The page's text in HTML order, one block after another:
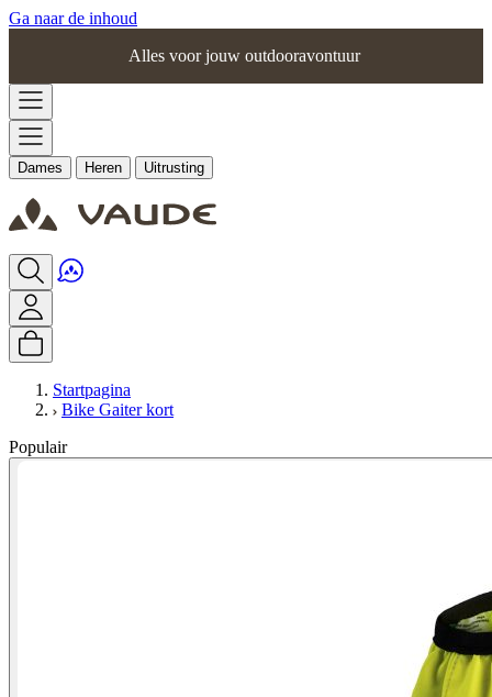
Ga naar de inhoud
Alles voor jouw outdooravontuur
Dames Heren Uitrusting
Startpagina
Bike Gaiter kort
Populair